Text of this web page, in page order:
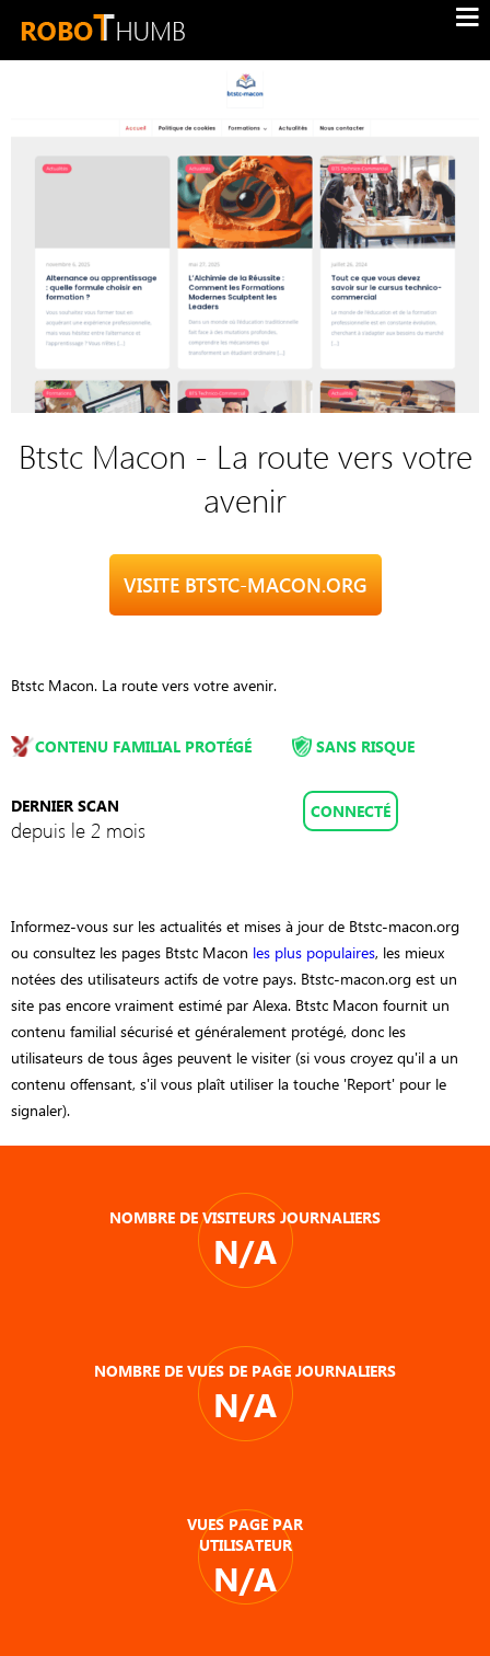
Btstc Macon - La route vers votre
avenir
VISITE BTSTC-MACON.ORG
Btstc Macon. La route vers votre avenir.
CONTENU FAMILIAL PROTÉGÉ
DERNIER SCAN
depuis le 2 mois
SANS RISQUE
CONNECTÉ
Informez-vous sur les actualités et mises à jour de Btstc-macon.org
ou consultez les pages Btstc Macon les plus populaires, les mieux
notées des utilisateurs actifs de votre pays. Btstc-macon.org est un
site pas encore vraiment estimé par Alexa. Btstc Macon fournit un
contenu familial sécurisé et généralement protégé, donc les
utilisateurs de tous âges peuvent le visiter (si vous croyez qu'il a un
contenu offensant, s'il vous plaît utiliser la touche 'Report' pour le
signaler).
NOMBRE DE VISITEURS JOURNALIERS
N/A
NOMBRE DE VUES DE PAGE JOURNALIERS
N/A
VUES PAGE PAR
UTILISATEUR
N/A